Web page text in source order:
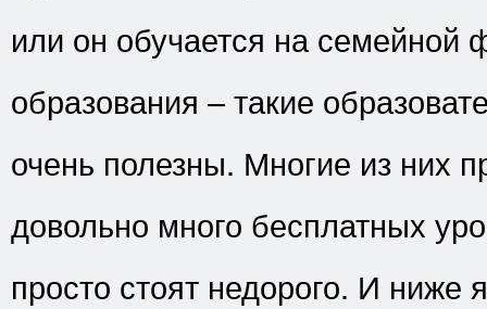
или он обучается на семейной
образования – такие
очень полезны. Многие из них
довольно много бесплатных
просто стоят недорого. И ниже